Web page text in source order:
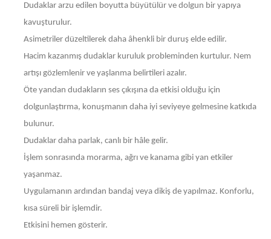
Dudaklar arzu edilen boyutta büyütülür ve dolgun bir yapıya
kavuşturulur.
Asimetriler düzeltilerek daha âhenkli bir duruş elde edilir.
Hacim kazanmış dudaklar kuruluk probleminden kurtulur. Nem
artışı gözlemlenir ve yaşlanma belirtileri azalır.
Öte yandan dudakların ses çıkışına da etkisi olduğu için
dolgunlaştırma, konuşmanın daha iyi seviyeye gelmesine katkıda
bulunur.
Dudaklar daha parlak, canlı bir hâle gelir.
İşlem sonrasında morarma, ağrı ve kanama gibi yan etkiler
yaşanmaz.
Uygulamanın ardından bandaj veya dikiş de yapılmaz. Konforlu,
kısa süreli bir işlemdir.
Etkisini hemen gösterir.